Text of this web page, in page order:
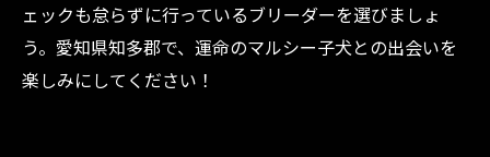
ェックも怠らずに行っているブリーダーを選びましょ
う。愛知県知多郡で、運命のマルシー子犬との出会いを
楽しみにしてください！